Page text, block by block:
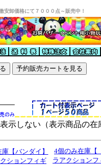
安卸価格にて７０００点～販売中！
示しない（表示商品の
【バンダイ】
ションフィギ
4個のみ在庫【
ラアクション